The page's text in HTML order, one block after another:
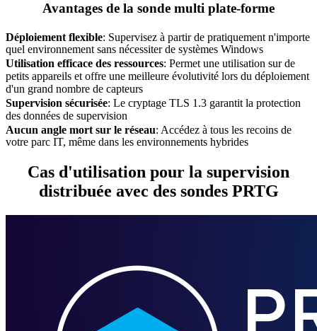
Avantages de la sonde multi plate-forme
Déploiement flexible: Supervisez à partir de pratiquement n'importe
quel environnement sans nécessiter de systèmes Windows
Utilisation efficace des ressources: Permet une utilisation sur de
petits appareils et offre une meilleure évolutivité lors du déploiement
d'un grand nombre de capteurs
Supervision sécurisée: Le cryptage TLS 1.3 garantit la protection
des données de supervision
Aucun angle mort sur le réseau: Accédez à tous les recoins de
votre parc IT, même dans les environnements hybrides
Cas d'utilisation pour la supervision
distribuée avec des sondes PRTG